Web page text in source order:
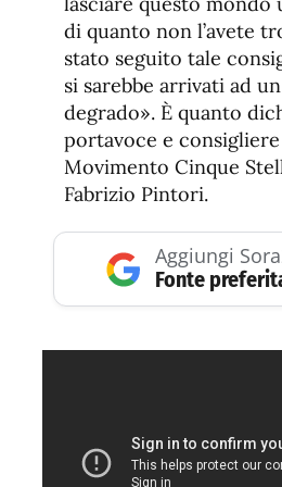
di quanto non l’avete
stato seguito tale
si sarebbe arrivati ad
degrado». È quanto
portavoce e
Movimento Cinque
Fabrizio Pintori.
Aggiungi
Fonte